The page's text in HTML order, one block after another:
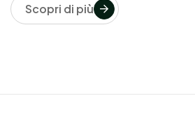
Scopri di più